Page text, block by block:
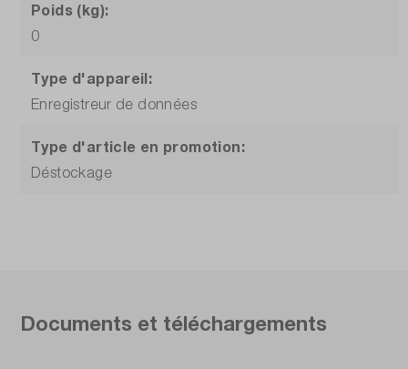
Poids (kg):
0
Type d'appareil:
Enregistreur de données
Type d'article en promotion:
Déstockage
Documents et téléchargements